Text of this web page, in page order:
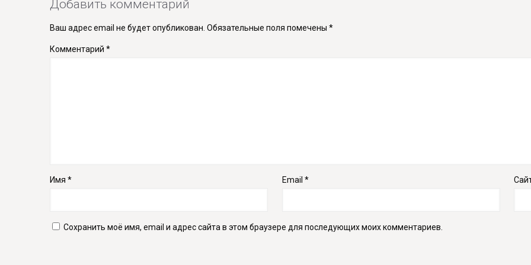
Добавить комментарий
Ваш адрес email не будет опубликован. Обязательные поля помечены *
Комментарий *
Имя * Email *
Сохранить моё имя, email и адрес сайта в этом браузере для последующих моих комментариев.